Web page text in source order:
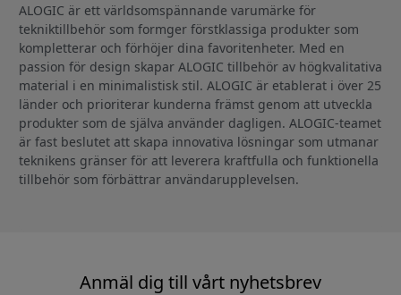
ALOGIC är ett världsomspännande varumärke för
tekniktillbehör som formger förstklassiga produkter som
kompletterar och förhöjer dina favoritenheter. Med en
passion för design skapar ALOGIC tillbehör av högkvalitativa
material i en minimalistisk stil. ALOGIC är etablerat i över 25
länder och prioriterar kunderna främst genom att utveckla
produkter som de själva använder dagligen. ALOGIC-teamet
är fast beslutet att skapa innovativa lösningar som utmanar
teknikens gränser för att leverera kraftfulla och funktionella
tillbehör som förbättrar användarupplevelsen.
Anmäl dig till vårt nyhetsbrev